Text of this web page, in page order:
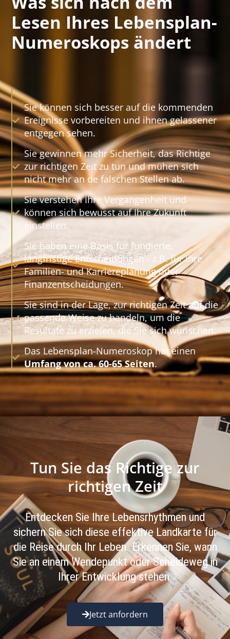
Lesen Ihres Lebensplan-
Numeroskops ändert
Sie können sich besser auf die kommenden
Ereignisse vorbereiten und ihnen gelassener
entgegen sehen.
Sie gewinnen mehr Sicherheit, das Richtige
zur richtigen Zeit zu tun und mühen sich
nicht mehr an de falschen Stellen ab.
Sie verstehen Ihre Vergangenheit und
können sich bewusst auf Ihre Zukunft
einstellen.
Sie haben eine Basis für fundierte,
langfristige Entscheidungen - z.B. für Ihre
Familien- und Karriereplanung oder
Finanzentscheidungen.
Sie sind in der Lage, zur richtigen Zeit auf die
passende Weise zu handeln, um die
Resultate zu erzielen, die Sie sich wünschen.
Das Lebensplan-Numeroskop hat einen
Umfang von ca. 60-65 Seiten.
Tun Sie das Richtige zur
richtigen Zeit
Entdecken Sie Ihre Lebensrhythmen und
sichern Sie sich diese effektive Landkarte für
die Reise durch Ihr Leben. Erkennen Sie, wann
Sie an einem Wendepunkt oder Scheideweg in
Ihrer Entwicklung stehen.
Jetzt anfordern